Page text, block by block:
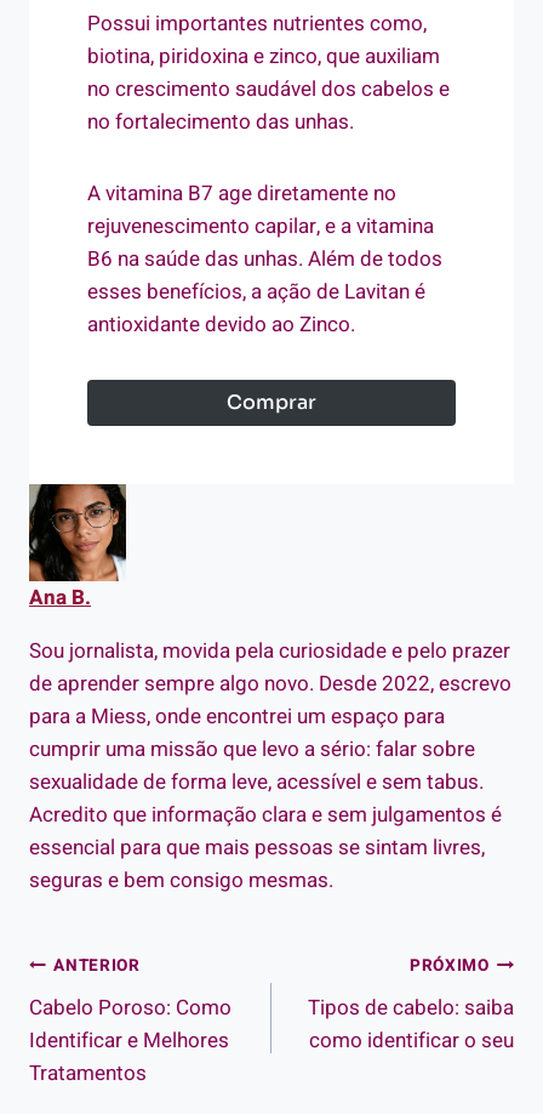
Possui importantes nutrientes como,
biotina, piridoxina e zinco, que auxiliam
no crescimento saudável dos cabelos e
no fortalecimento das unhas.
A vitamina B7 age diretamente no
rejuvenescimento capilar, e a vitamina
B6 na saúde das unhas. Além de todos
esses benefícios, a ação de Lavitan é
antioxidante devido ao Zinco.
Comprar
Ana B.
Sou jornalista, movida pela curiosidade e pelo prazer
de aprender sempre algo novo. Desde 2022, escrevo
para a Miess, onde encontrei um espaço para
cumprir uma missão que levo a sério: falar sobre
sexualidade de forma leve, acessível e sem tabus.
Acredito que informação clara e sem julgamentos é
essencial para que mais pessoas se sintam livres,
seguras e bem consigo mesmas.
Navegação
de
Post
ANTERIOR
Cabelo Poroso: Como
Identificar e Melhores
Tratamentos
PRÓXIMO
Tipos de cabelo: saiba
como identificar o seu